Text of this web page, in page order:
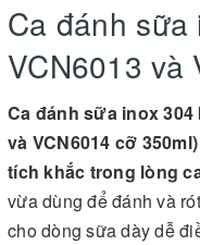
Ca đánh
VCN6013 và
Ca đánh sữa inox 304
và VCN6014 cỡ 350ml)
tích khắc trong lòng
vừa dùng để đánh và
cho dòng sữa dày dễ